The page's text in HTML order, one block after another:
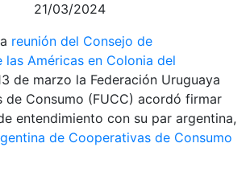
21/03/2024
reunión del Consejo de
las Américas en Colonia del
de marzo la Federación Uruguaya
de Consumo (FUCC) acordó firmar
entendimiento con su par argentina,
de Cooperativas de Consumo